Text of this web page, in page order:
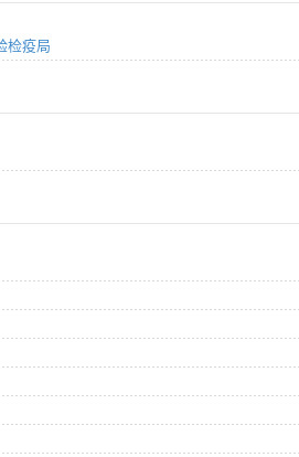
检疫局